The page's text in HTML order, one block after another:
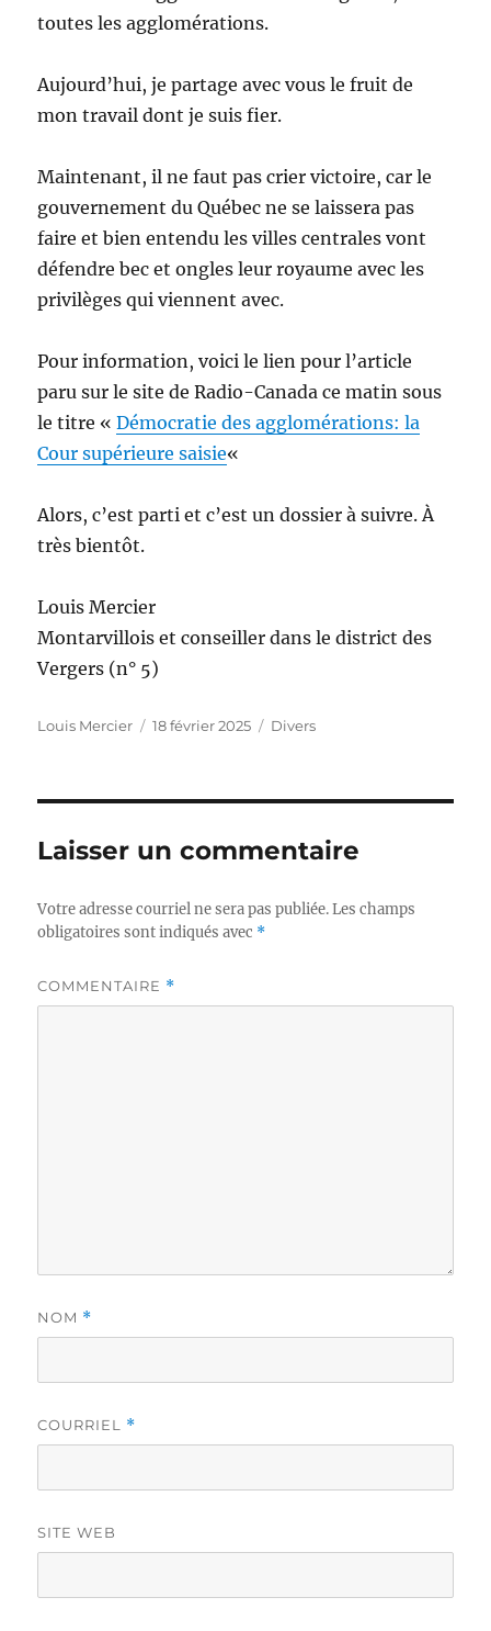
toutes les agglomérations.
Aujourd’hui, je partage avec vous le fruit de
mon travail dont je suis fier.
Maintenant, il ne faut pas crier victoire, car le
gouvernement du Québec ne se laissera pas
faire et bien entendu les villes centrales vont
défendre bec et ongles leur royaume avec les
privilèges qui viennent avec.
Pour information, voici le lien pour l’article
paru sur le site de Radio-Canada ce matin sous
le titre «Démocratie des agglomérations: la
Cour supérieure saisie«
Alors, c’est parti et c’est un dossier à suivre. À
très bientôt.
Louis Mercier
Montarvillois et conseiller dans le district des
Vergers (n° 5)
Auteur
Louis Mercier
Publié
18 février 2025 Catégories
Divers
Laisser un commentaire
Votre adresse courriel ne sera pas publiée. Les champs
obligatoires sont indiqués avec *
COMMENTAIRE *
NOM *
COURRIEL *
SITE WEB